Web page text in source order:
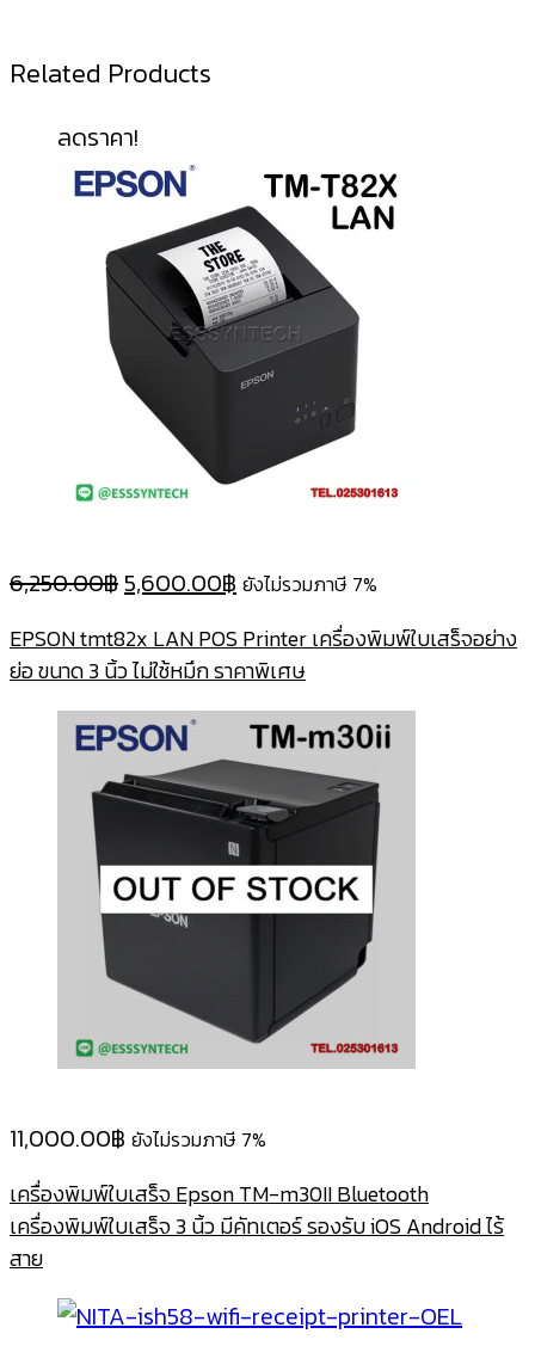
Related Products
ลดราคา!
6,250.00฿ Original
was:
6,250.00฿.
5,600.00฿ Current
is:
5,600.00฿.
ยังไม่รวมภาษี 7%
EPSON tmt82x LAN POS Printer เครื่องพิมพ์ใบเสร็จอย่าง
ย่อ ขนาด 3 นิ้ว ไม่ใช้หมึก ราคาพิเศษ
11,000.00฿ ยังไม่รวมภาษี 7%
เครื่องพิมพ์ใบเสร็จ Epson TM-m30II Bluetooth
เครื่องพิมพ์ใบเสร็จ 3 นิ้ว มีคัทเตอร์ รองรับ iOS Android ไร้
สาย